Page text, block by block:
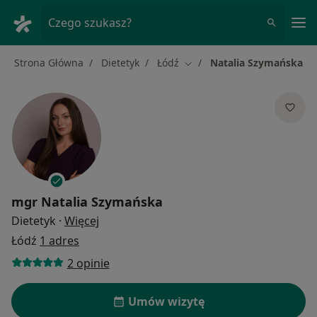
Czego szukasz?
Strona Główna Dietetyk Łódź Zmień miasto
Natalia Szymańska
mgr Natalia Szymańska
Dietetyk · Więcej
Łódź 1 adres
2 opinie
Umów wizytę